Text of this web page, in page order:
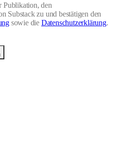
Publikation, den
Substack zu und bestätigen den
sowie die Datenschutzerklärung.